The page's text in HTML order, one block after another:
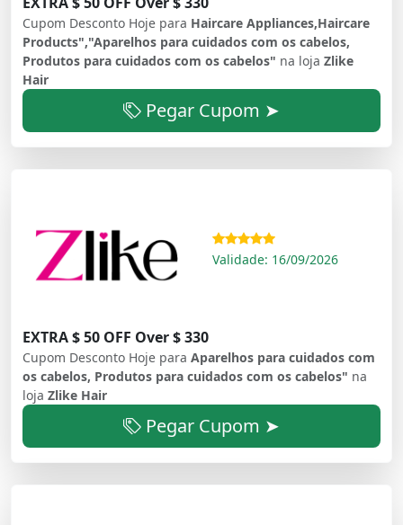
Cupom Desconto Hoje para Haircare Appliances,Haircare
Products","Aparelhos para cuidados com os cabelos,
Produtos para cuidados com os cabelos" na loja Zlike
Hair
Pegar Cupom ➤
Validade: 16/09/2026
EXTRA $ 50 OFF Over $ 330
Cupom Desconto Hoje para Aparelhos para cuidados com
os cabelos, Produtos para cuidados com os cabelos" na
loja Zlike Hair
Pegar Cupom ➤